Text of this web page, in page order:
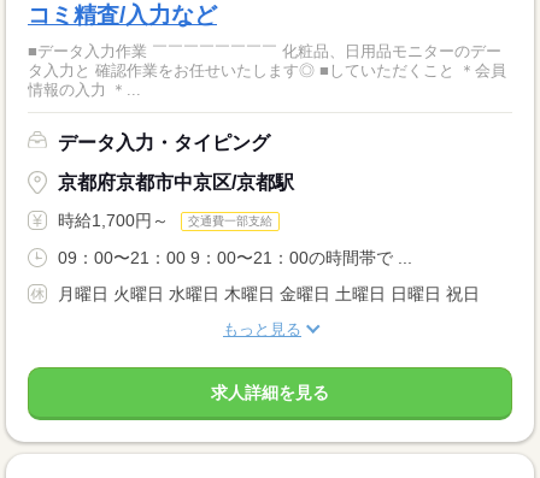
コミ精査/入力など
■データ入力作業 ￣￣￣￣￣￣￣￣ 化粧品、日用品モニターのデー
タ入力と 確認作業をお任せいたします◎ ■していただくこと ＊会員
情報の入力 ＊...
データ入力・タイピング
京都府京都市中京区/京都駅
時給1,700円～ 交通費一部支給
09：00〜21：00 9：00〜21：00の時間帯で ...
月曜日 火曜日 水曜日 木曜日 金曜日 土曜日 日曜日 祝日
もっと見る
求人詳細を見る